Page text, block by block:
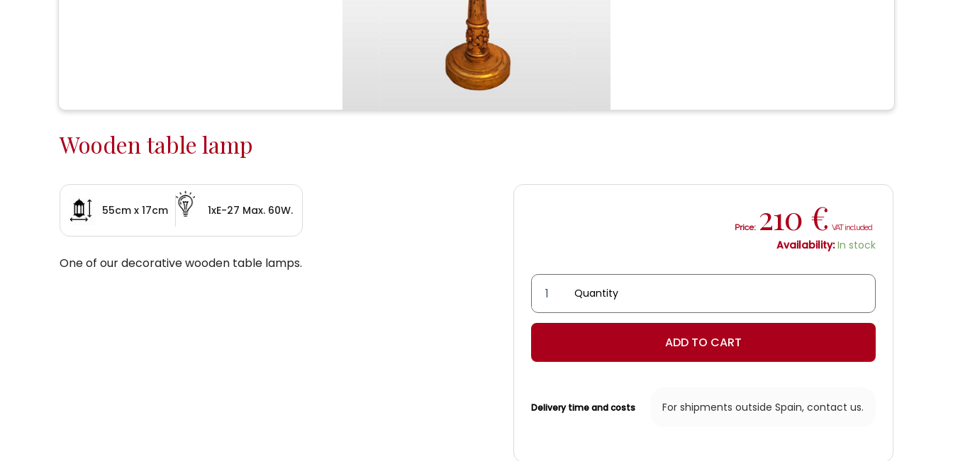
Wooden table lamp
55cm x 17cm 1xE-27 Max. 60W.
One of our decorative wooden table lamps.
Price: 210 €
Availability: In stock
Wooden
table
lamp
ADD TO CART
Delivery time and costs For shipments outside Spain, contact us.